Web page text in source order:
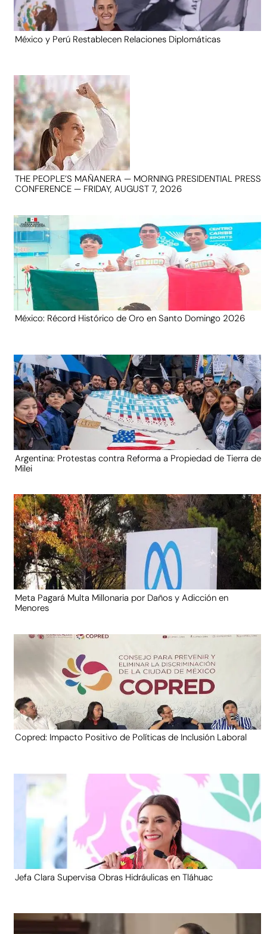
México y Perú Restablecen Relaciones Diplomáticas
THE PEOPLE’S MAÑANERA — MORNING PRESIDENTIAL PRESS
CONFERENCE — FRIDAY, AUGUST 7, 2026
México: Récord Histórico de Oro en Santo Domingo 2026
Argentina: Protestas contra Reforma a Propiedad de Tierra de
Milei
Meta Pagará Multa Millonaria por Daños y Adicción en
Menores
Copred: Impacto Positivo de Políticas de Inclusión Laboral
Jefa Clara Supervisa Obras Hidráulicas en Tláhuac